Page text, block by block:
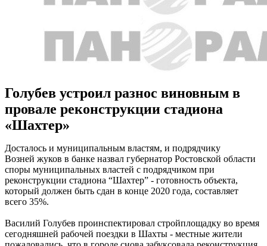
Голубев устроил разнос виновным в
провале реконструкции стадиона
«Шахтер»
Досталось и муниципальным властям, и подрядчику
Возней жуков в банке назвал губернатор Ростовской области
споры муниципальных властей с подрядчиком при
реконструкции стадиона “Шахтер” - готовность объекта,
который должен быть сдан в конце 2020 года, составляет
всего 35%.
Василий Голубев проинспектировал стройплощадку во время
сегодняшней рабочей поездки в Шахты - местные жители